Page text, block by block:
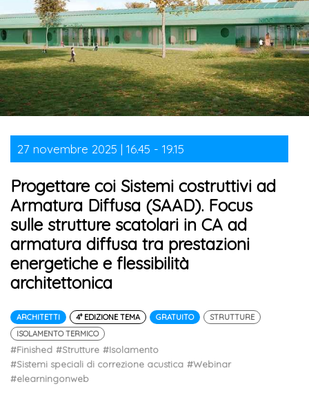
27 novembre 2025 | 16.45 - 19.15
Progettare coi Sistemi costruttivi ad
Armatura Diffusa (SAAD). Focus
sulle strutture scatolari in CA ad
armatura diffusa tra prestazioni
energetiche e flessibilità
architettonica
ARCHITETTI 4° EDIZIONE TEMA GRATUITO
STRUTTURE
ISOLAMENTO TERMICO
#Finished #Strutture #Isolamento
#Sistemi speciali di correzione acustica #Webinar
#elearningonweb